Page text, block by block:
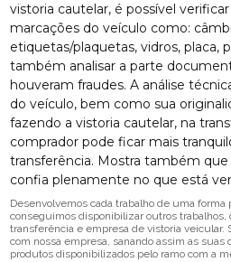
vistoria cautelar, é possível
marcações do veículo como:
etiquetas/plaquetas, vidros, placa,
também analisar a parte
houveram fraudes. A análise
do veículo, bem como sua
fazendo a vistoria cautelar, na
comprador pode ficar mais
transferência. Mostra também
confia plenamente no que está
Desenvolvemos cada trabalho de uma forma
conseguimos disponibilizar outros trabalhos,
transferência e empresa de vistoria veicular.
com nossa empresa, sanando assim as suas
produtos disponibilizados pelo ramo com a